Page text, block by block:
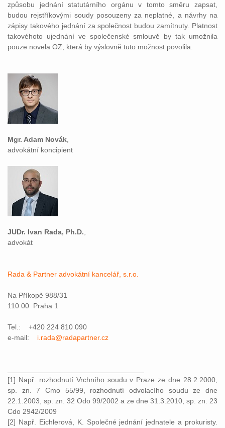
způsobu jednání statutárního orgánu v tomto směru zapsat,
budou rejstříkovými soudy posouzeny za neplatné, a návrhy na
zápisy takového jednání za společnost budou zamítnuty. Platnost
takovéhoto ujednání ve společenské smlouvě by tak umožnila
pouze novela OZ, která by výslovně tuto možnost povolila.
Mgr. Adam Novák
advokátní koncipient
JUDr. Ivan Rada, Ph.D.
advokát
Rada & Partner advokátní kancelář, s.r.o.
Na Příkopě 988/31
110 00 Praha 1
Tel.: +420 224 810 090
e-mail: i.rada@radapartner.cz
[1] Např. rozhodnutí Vrchního soudu v Praze ze dne 28.2.2000,
sp. zn. 7 Cmo 55/99, rozhodnutí odvolacího soudu ze dne
22.1.2003, sp. zn. 32 Odo 99/2002 a ze dne 31.3.2010, sp. zn. 23
Cdo 2942/2009
[2] Např. Eichlerová, K. Společné jednání jednatele a prokuristy.